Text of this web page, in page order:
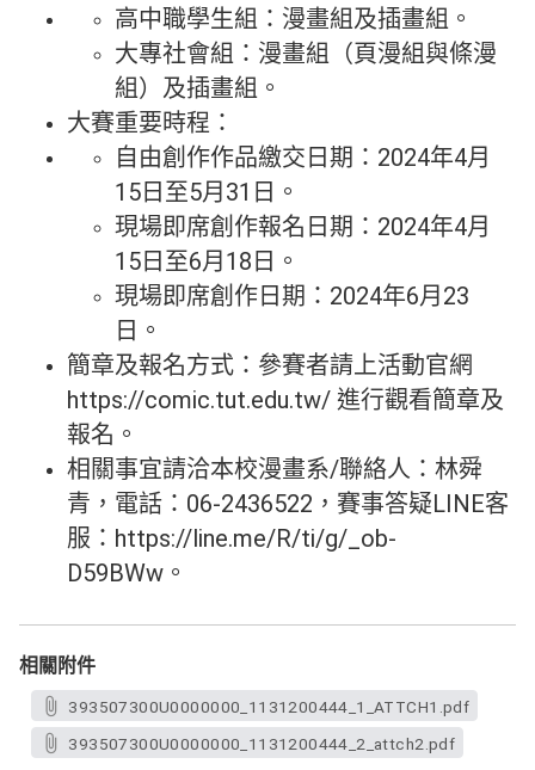
高中職學生組：漫畫組及插畫組。
大專社會組：漫畫組（頁漫組與條漫
組）及插畫組。
大賽重要時程：
自由創作作品繳交日期：2024年4月
15日至5月31日。
現場即席創作報名日期：2024年4月
15日至6月18日。
現場即席創作日期：2024年6月23
日。
簡章及報名方式：參賽者請上活動官網
https://comic.tut.edu.tw/ 進行觀看簡章及
報名。
相關事宜請洽本校漫畫系/聯絡人：林舜
青，電話：06-2436522，賽事答疑LINE客
服：https://line.me/R/ti/g/_ob-
D59BWw。
相關附件
393507300U0000000_1131200444_1_ATTCH1.pdf
393507300U0000000_1131200444_2_attch2.pdf